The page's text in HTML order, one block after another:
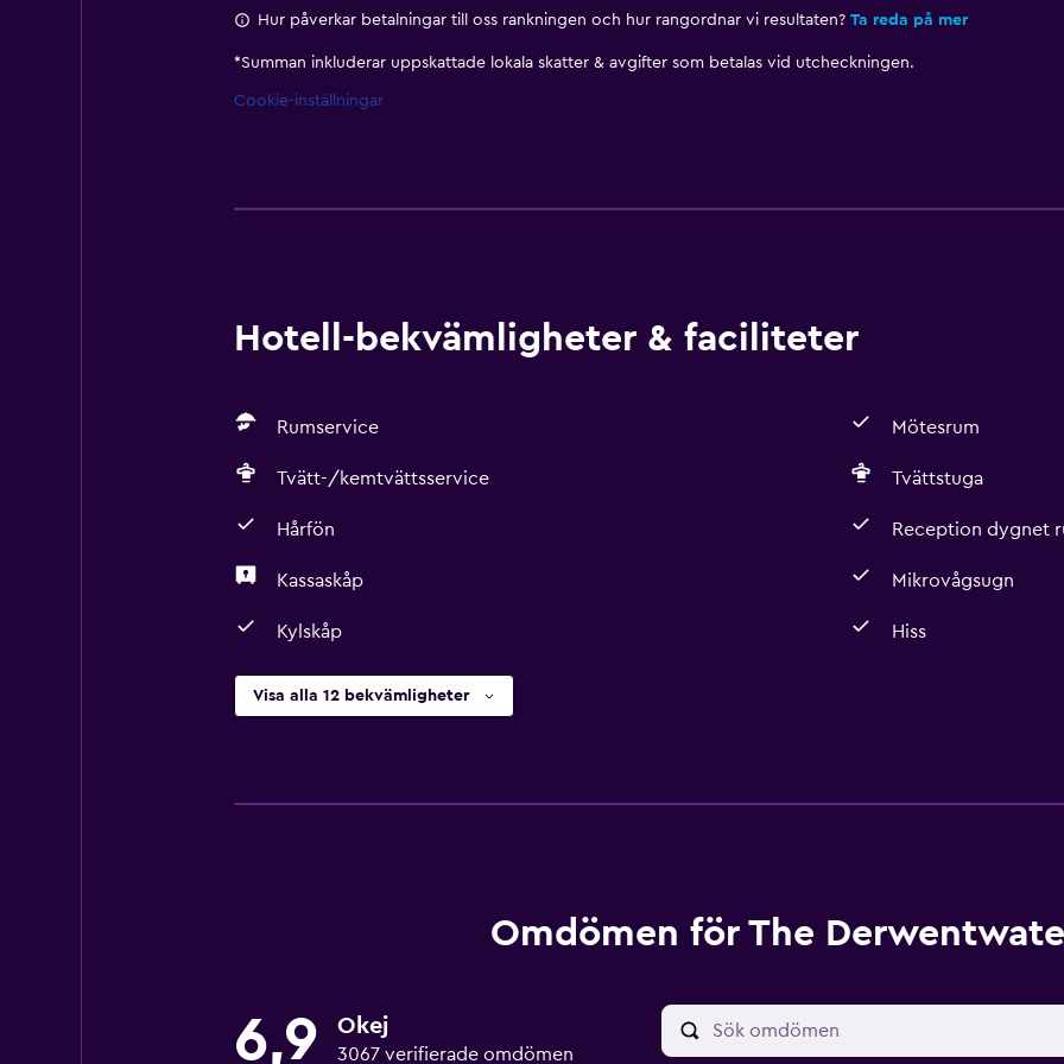
Hur påverkar betalningar till oss rankningen och hur rangordnar vi resultaten? Ta reda på mer
*Summan inkluderar uppskattade lokala skatter & avgifter som betalas vid utcheckningen.
Cookie-inställningar
Hotell-bekvämligheter & faciliteter
Rumservice Mötesrum
Tvätt-/kemtvättsservice Tvättstuga
Hårfön Reception dygnet
Kassaskåp Mikrovågsugn
Kylskåp Hiss
Visa alla 12 bekvämligheter
Omdömen för The
6,9 Okej
3067 verifierade omdömen